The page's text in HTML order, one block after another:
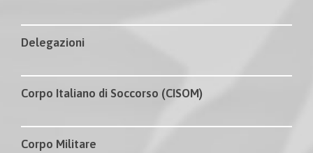
Delegazioni
Corpo Italiano di Soccorso (CISOM)
Corpo Militare